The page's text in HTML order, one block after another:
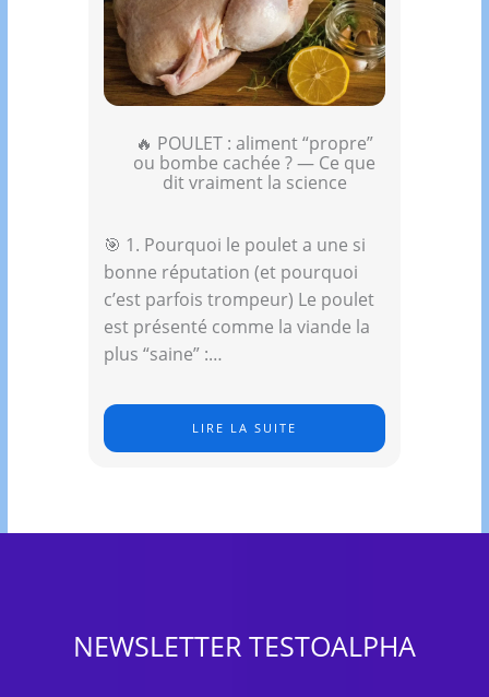
🔥 POULET : aliment “propre”
ou bombe cachée ? — Ce que
dit vraiment la science
🎯 1. Pourquoi le poulet a une si
bonne réputation (et pourquoi
c’est parfois trompeur) Le poulet
est présenté comme la viande la
plus “saine” :…
LIRE LA SUITE
NEWSLETTER TESTOALPHA